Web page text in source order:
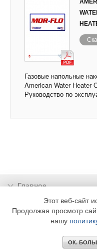
Газовые напольные
American Water Heater
Руководство по
Главное
Подписка
Информация
© 2002 - 2026 OOO
Этот веб-сайт
Продолжая просмотр
нашу
ОК.